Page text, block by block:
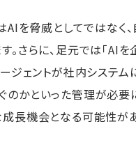
AIを脅威としてではな
。さらに、足元では「AI
ジェントが社内システ
かといった管理が必要
長機会となる可能性があ